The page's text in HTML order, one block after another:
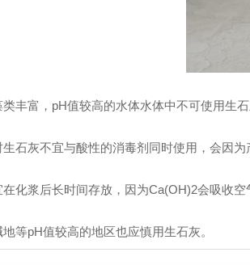
丰富，pH值较高的水体水体中不可使用生
生石灰不宜与酸性的消毒剂同时使用，会因
在化浆后长时间存放，因为Ca(OH)2会吸
等pH值较高的地区也应慎用生石灰。